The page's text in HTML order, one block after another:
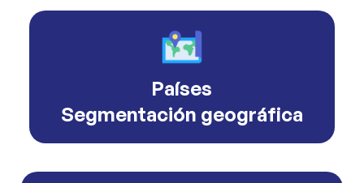
Países
Segmentación geográfica